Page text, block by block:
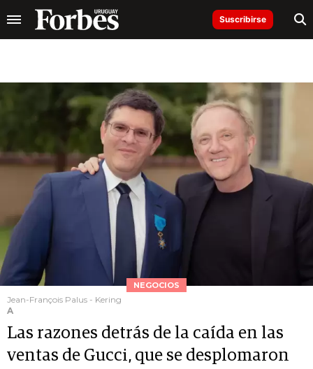
Suscribirse
NEGOCIOS
Jean-François Palus - Kering
A
Las razones detrás de la caída en las
ventas de Gucci, que se desplomaron